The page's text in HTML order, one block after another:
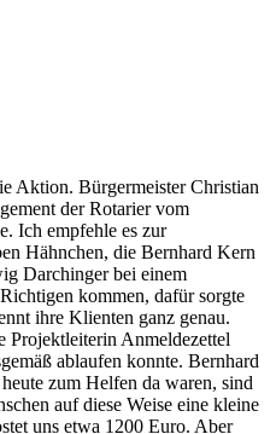
Aktion. Bürgermeister Christian
der Rotarier vom
Ich empfehle es zur
Hähnchen, die Bernhard Kern
Darchingerbei einem
kommen, dafür sorgte
ihre Klienten ganz genau.
Projektleiterin Anmeldezettel
ablaufen konnte. Bernhard
zum Helfen da waren, sind
auf diese Weise eine kleine
uns etwa 1200 Euro. Aber